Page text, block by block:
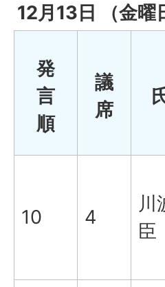
12月13日 （金曜
発
言
順
議
席
10 4
川
臣